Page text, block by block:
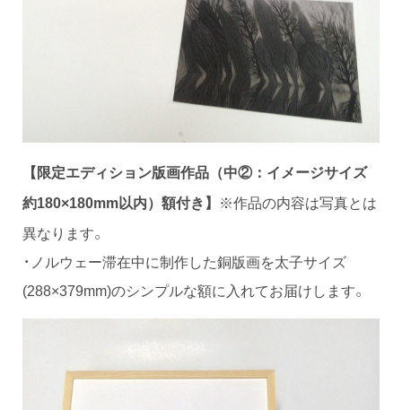
【限定エディション版画作品（中②：イメージサイズ
約180×180mm以内）額付き】
※作品の内容は写真とは
異なります。
・ノルウェー滞在中に制作した銅版画を太子サイズ
(288×379mm)のシンプルな額に入れてお届けします。